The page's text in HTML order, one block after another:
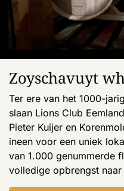
Zoyschavuyt
Ter ere van het 1000-
slaan Lions Club
Pieter Kuijer en
ineen voor een uniek
van 1.000 genummerde
volledige opbrengst naar